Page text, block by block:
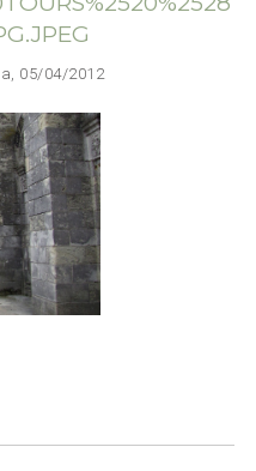
05/04/2012